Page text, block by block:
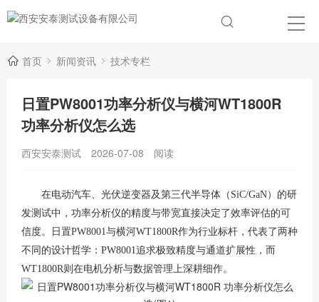
首页 新闻资讯 技术专栏
日置PW8001功率分析仪与横河WT1800R
功率分析仪怎么选
西安安泰测试 2026-07-08 阅读
在电动汽车、光伏逆变器及第三代半导体（SiC/GaN）的研
发测试中，功率分析仪的精度与带宽直接决定了效率评估的可
信度。日置PW8001与横河WT1800R作为行业标杆，代表了两种
不同的设计哲学： PW8001追求极致精度与通道扩展性，而
WT1800R则在电机分析与数据管理上深耕细作。